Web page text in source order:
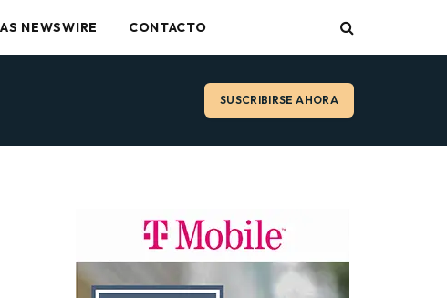
NEWSWIRE CONTACTO
SUSCRIBIRSE AHORA